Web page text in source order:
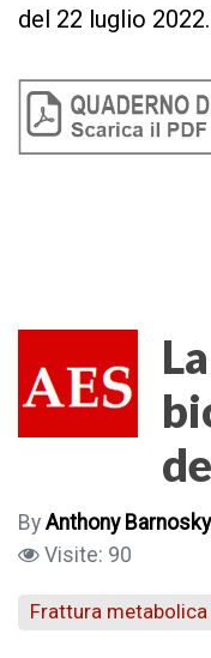
del 22 luglio 2022.
By Anthony
Visite: 90
Frattura metabolica